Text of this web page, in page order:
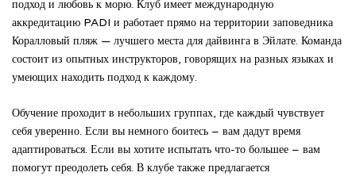
подход и любовь к морю. Клуб имеет международную
аккредитацию PADI и работает прямо на территории заповедника
Коралловый пляж — лучшего места для дайвинга в Эйлате. Команда
состоит из опытных инструкторов, говорящих на разных языках и
умеющих находить подход к каждому.
Обучение проходит в небольших группах, где каждый чувствует
себя уверенно. Если вы немного боитесь – вам дадут время
адаптироваться. Если вы хотите испытать что-то большее – вам
помогут преодолеть себя. В клубе также предлагается